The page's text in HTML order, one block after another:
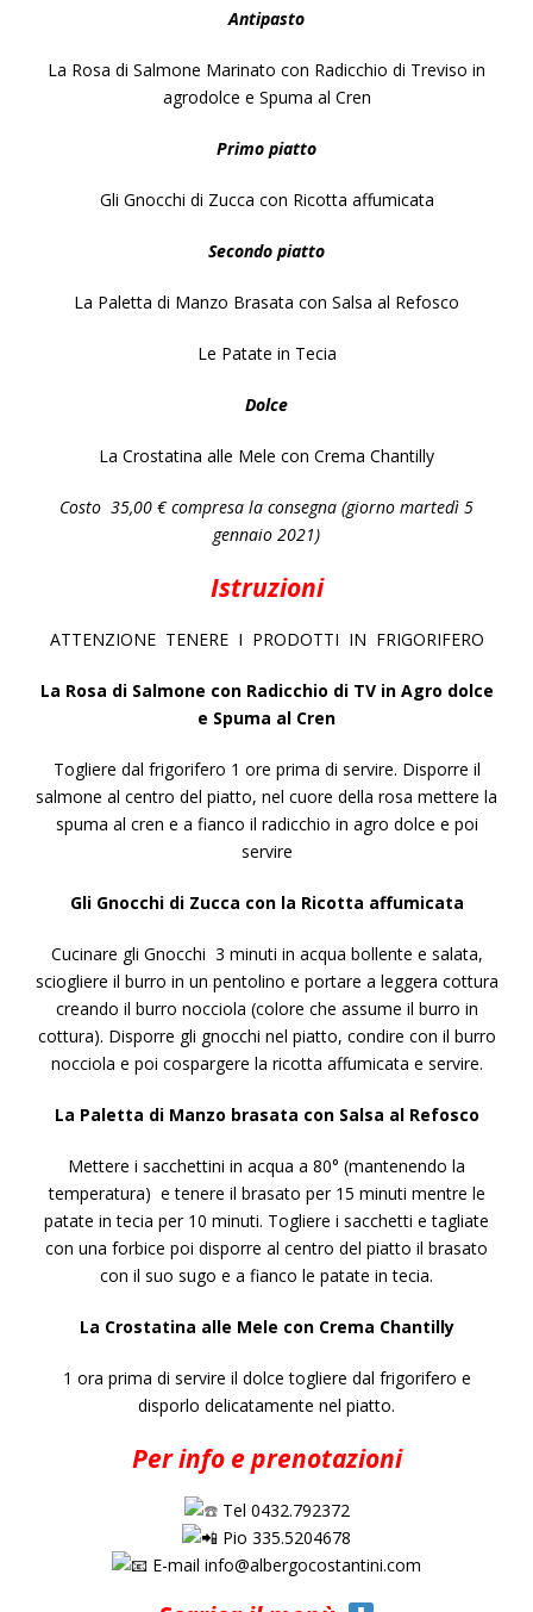
Antipasto
La Rosa di Salmone Marinato con Radicchio di Treviso in
agrodolce e Spuma al Cren
Primo piatto
Gli Gnocchi di Zucca con Ricotta affumicata
Secondo piatto
La Paletta di Manzo Brasata con Salsa al Refosco
Le Patate in Tecia
Dolce
La Crostatina alle Mele con Crema Chantilly
Costo 35,00 € compresa la consegna (giorno martedì 5
gennaio 2021)
Istruzioni
ATTENZIONE TENERE I PRODOTTI IN FRIGORIFERO
La Rosa di Salmone con Radicchio di TV in Agro dolce
e Spuma al Cren
Togliere dal frigorifero 1 ore prima di servire. Disporre il
salmone al centro del piatto, nel cuore della rosa mettere la
spuma al cren e a fianco il radicchio in agro dolce e poi
servire
Gli Gnocchi di Zucca con la Ricotta affumicata
Cucinare gli Gnocchi 3 minuti in acqua bollente e salata,
sciogliere il burro in un pentolino e portare a leggera cottura
creando il burro nocciola (colore che assume il burro in
cottura). Disporre gli gnocchi nel piatto, condire con il burro
nocciola e poi cospargere la ricotta affumicata e servire.
La Paletta di Manzo brasata con Salsa al Refosco
Mettere i sacchettini in acqua a 80° (mantenendo la
temperatura) e tenere il brasato per 15 minuti mentre le
patate in tecia per 10 minuti. Togliere i sacchetti e tagliate
con una forbice poi disporre al centro del piatto il brasato
con il suo sugo e a fianco le patate in tecia.
La Crostatina alle Mele con Crema Chantilly
1 ora prima di servire il dolce togliere dal frigorifero e
disporlo delicatamente nel piatto.
Per info e prenotazioni
Tel 0432.792372
Pio 335.5204678
E-mail info@albergocostantini.com